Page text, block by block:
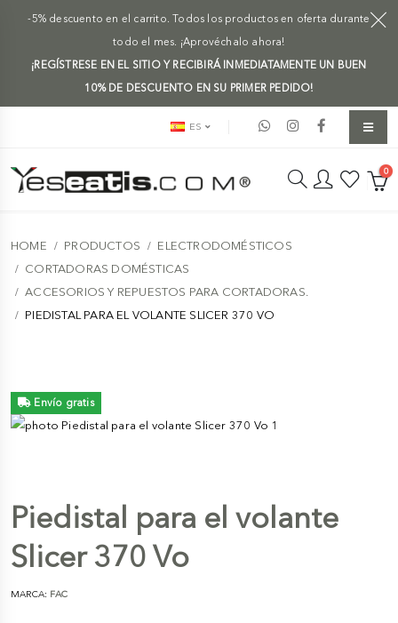
-5% descuento en el carrito. Todos los productos en oferta durante
todo el mes. ¡Aprovéchalo ahora!
¡REGÍSTRESE EN EL SITIO Y RECIBIRÁ INMEDIATAMENTE UN BUEN
10% DE DESCUENTO EN SU PRIMER PEDIDO!
ES
0
HOME PRODUCTOS
ELECTRODOMÉSTICOS
CORTADORAS DOMÉSTICAS
ACCESORIOS Y REPUESTOS PARA CORTADORAS.
PIEDISTAL PARA EL VOLANTE SLICER 370 VO
Envío gratis
Piedistal para el volante
Slicer 370 Vo
MARCA: FAC